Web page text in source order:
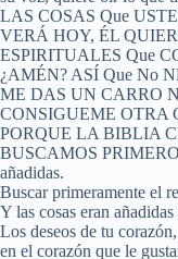
LAS COSAS Que
VERÁ HOY, ÉL
ESPIRITUALES Que
¿AMÉN? ASÍ Que No
ME DAS UN CARRO
CONSIGUEME OTRA
PORQUE LA BIBLIA
BUSCAMOS
añadidas.
Buscar primeramente el
Y las cosas eran
Los deseos de tu
en el corazón que le